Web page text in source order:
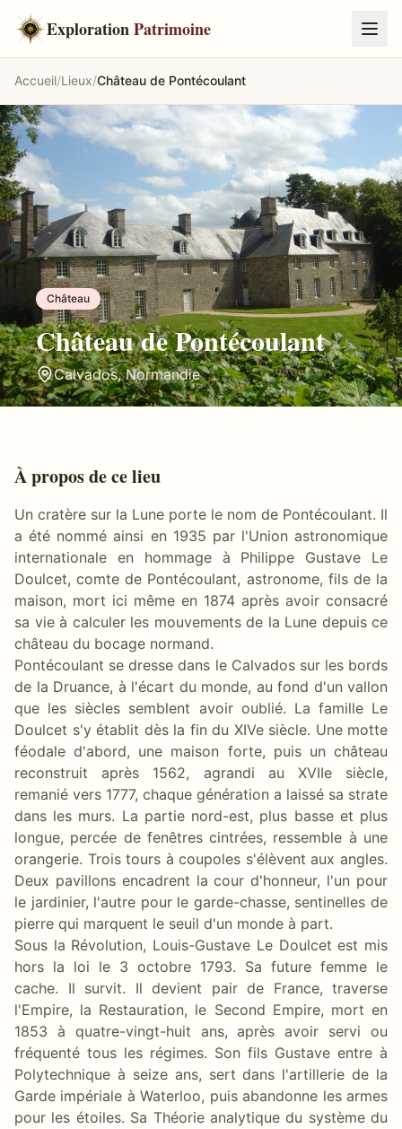
ExplorationPatrimoine
Accueil/Lieux/Château de Pontécoulant
Château
Château de Pontécoulant
Calvados,Normandie
À propos de ce lieu
Un cratère sur la Lune porte le nom de Pontécoulant. Il
a été nommé ainsi en 1935 par l'Union astronomique
internationale en hommage à Philippe Gustave Le
Doulcet, comte de Pontécoulant, astronome, fils de la
maison, mort ici même en 1874 après avoir consacré
sa vie à calculer les mouvements de la Lune depuis ce
château du bocage normand.
Pontécoulant se dresse dans le Calvados sur les bords
de la Druance, à l'écart du monde, au fond d'un vallon
que les siècles semblent avoir oublié. La famille Le
Doulcet s'y établit dès la fin du XIVe siècle. Une motte
féodale d'abord, une maison forte, puis un château
reconstruit après 1562, agrandi au XVIIe siècle,
remanié vers 1777, chaque génération a laissé sa strate
dans les murs. La partie nord-est, plus basse et plus
longue, percée de fenêtres cintrées, ressemble à une
orangerie. Trois tours à coupoles s'élèvent aux angles.
Deux pavillons encadrent la cour d'honneur, l'un pour
le jardinier, l'autre pour le garde-chasse, sentinelles de
pierre qui marquent le seuil d'un monde à part.
Sous la Révolution, Louis-Gustave Le Doulcet est mis
hors la loi le 3 octobre 1793. Sa future femme le
cache. Il survit. Il devient pair de France, traverse
l'Empire, la Restauration, le Second Empire, mort en
1853 à quatre-vingt-huit ans, après avoir servi ou
fréquenté tous les régimes. Son fils Gustave entre à
Polytechnique à seize ans, sert dans l'artillerie de la
Garde impériale à Waterloo, puis abandonne les armes
pour les étoiles. Sa Théorie analytique du système du